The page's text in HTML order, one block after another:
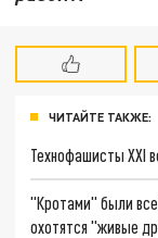
ЧИТАЙТЕ ТАКЖЕ:
Технофашисты XXI
"Кротами" были
охотятся "живые